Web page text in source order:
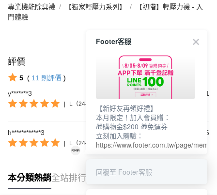
專業機能除臭襪 【獨家輕壓力系列】
【初階】輕壓力襪 - 入
門體驗
評價
5 ( 11 則評價 )
y*******3
2026/07/01
| L（24–27cm）
h************3 2026/06/06
| L（24–27cm）
本分類熱銷全站排行
Footer客服
【新好友再領好禮】
本月限定！加入會員贈：
🎁購物金$200 🎁免運券
立刻加入體驗：
https://www.footer.com.tw/page/
回覆至 Footer客服